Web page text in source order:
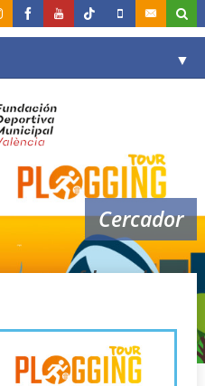
▼
▼
▼
Cercador
fdm valencia